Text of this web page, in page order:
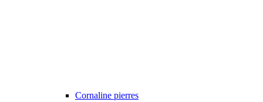
Cornaline pierres